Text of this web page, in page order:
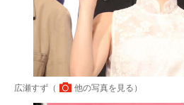
広瀬すず（ 他の写真を見る ）